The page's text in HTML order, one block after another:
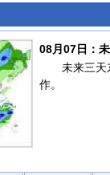
08月07日：
未来三天
作。